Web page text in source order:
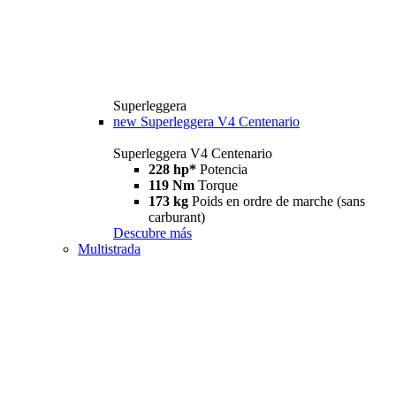
Superleggera
new Superleggera V4 Centenario
Superleggera V4 Centenario
228 hp* Potencia
119 Nm Torque
173 kg Poids en ordre de marche (sans
carburant)
Descubre más
Multistrada